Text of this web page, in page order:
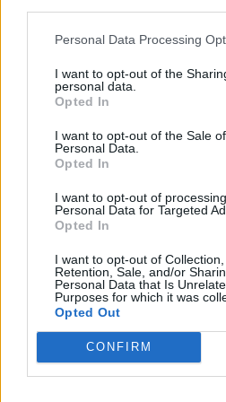
Personal Data Processing
I want to opt-out of the
personal data.
Opted In
I want to opt-out of the Sale
Personal Data.
Opted In
I want to opt-out of
Personal Data for Targeted
Opted In
I want to opt-out of Collection,
Retention, Sale, and/or
Personal Data that Is
Purposes for which it was
Opted Out
CONFIRM
🪐🚀 Canciones para Ver
Psicodelia y Space Rock